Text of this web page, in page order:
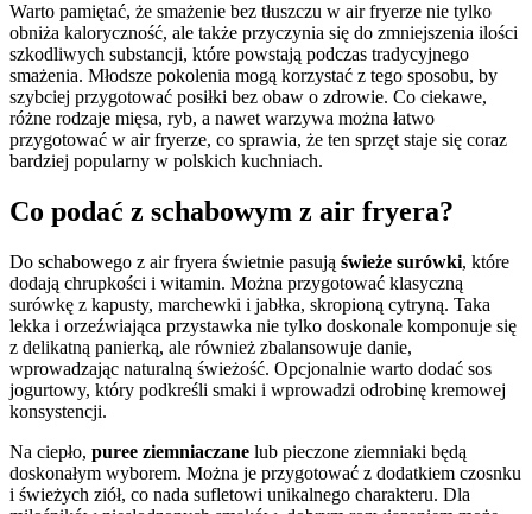
Warto pamiętać, że smażenie bez tłuszczu w air fryerze nie tylko
obniża kaloryczność, ale także przyczynia się do zmniejszenia ilości
szkodliwych substancji, które powstają podczas tradycyjnego
smażenia. Młodsze pokolenia mogą korzystać z tego sposobu, by
szybciej przygotować posiłki bez obaw o zdrowie. Co ciekawe,
różne rodzaje mięsa, ryb, a nawet warzywa można łatwo
przygotować w air fryerze, co sprawia, że ten sprzęt staje się coraz
bardziej popularny w polskich kuchniach.
Co podać z schabowym z air fryera?
Do schabowego z air fryera świetnie pasują świeże surówki, które
dodają chrupkości i witamin. Można przygotować klasyczną
surówkę z kapusty, marchewki i jabłka, skropioną cytryną. Taka
lekka i orzeźwiająca przystawka nie tylko doskonale komponuje się
z delikatną panierką, ale również zbalansowuje danie,
wprowadzając naturalną świeżość. Opcjonalnie warto dodać sos
jogurtowy, który podkreśli smaki i wprowadzi odrobinę kremowej
konsystencji.
Na ciepło, puree ziemniaczane lub pieczone ziemniaki będą
doskonałym wyborem. Można je przygotować z dodatkiem czosnku
i świeżych ziół, co nada sufletowi unikalnego charakteru. Dla